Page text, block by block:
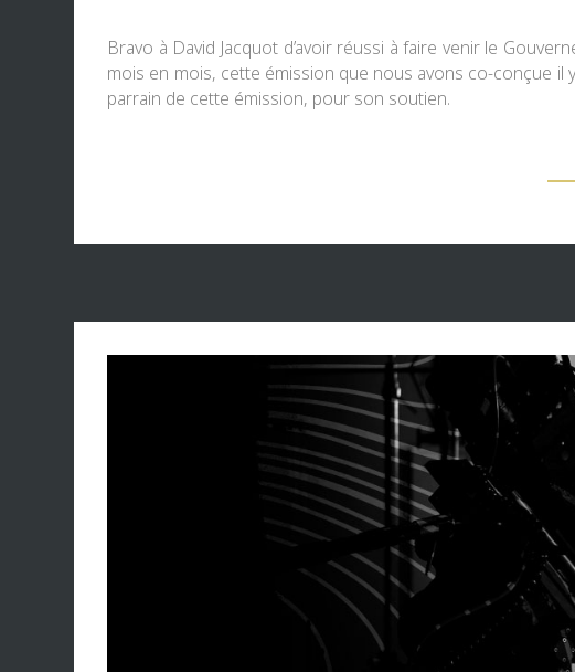
Bravo à David Jacquot d’avoir réussi à faire venir le
mois en mois, cette émission que nous avons co-conçue il
parrain de cette émission, pour son soutien.